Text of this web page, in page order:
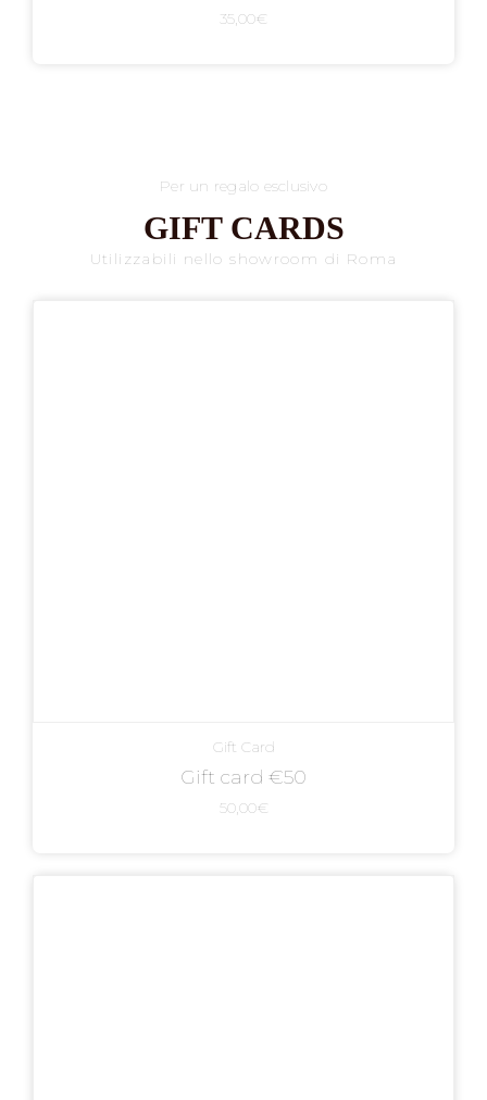
35,00€
Per un regalo esclusivo
GIFT CARDS
Utilizzabili nello showroom di Roma
Gift Card
Gift card €50
50,00€